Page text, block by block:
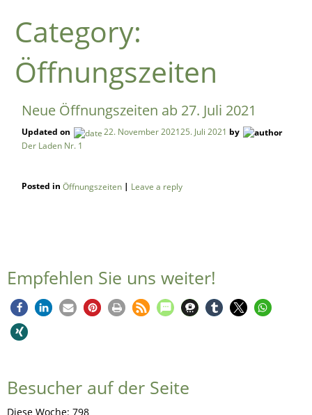
Category:
Öffnungszeiten
Neue Öffnungszeiten ab 27. Juli 2021
Updated on 22. November 202125. Juli 2021 by
Der Laden Nr. 1
Posted inÖffnungszeiten | Leave a reply
Empfehlen Sie uns weiter!
Besucher auf der Seite
Diese Woche: 798